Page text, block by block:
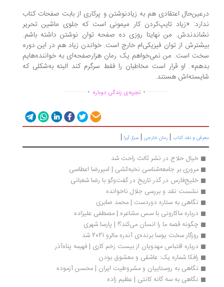
اعتقادی هم به زیادنوشتن و پرکاری از بابت صفحات کتاب
«زیاد تایپ‌کردن کار میمونی است که جلوی ماشین تحریر
من نهایتا روزی ده صفحه توان نوشتن داشته باشم.
از توان فیزیکی‌ام خارج است. خواندن زیاد هم در این دوره
است. من نمی‌خواهم یک رمان هزارصفحه‌ای به خواننده‌هایم
او قرار است مخاطبان را فقط سرگرم‌ کند البته به‌شکلی که
هستند.
................تجربه‌ی زندگی دوباره ...............
و نقد کتاب|رمان خارجی|سزار آیرا |
خیال حلاج در نشر ثالث راحت شد
مروری بر جامعه‌شناسی نخبه‌کشی | امیررضا اعطاسی
خلیج‌فارس در گذر تاریخ در گفت‌وگو با رضا شعبانی
نشست نقد و بررسی جلال ناخوانده
نگاهی به ستاره دوردست | محمد صابری
درباره ماکارونی با سس مشاعره | مصطفی علیزاده
چگونه قصه ما را انسان می‌کند؟! | پارسا شهری
روزگار سخت یوسا برنده‌ی آندره مالرو 2021 شد
درباره اقتباس مهدویان از بیست زخم کاری | فهیمه پناه‌آذر
رافکا شماره یک: عاشقی و معشوق بودن
نگاهی به روستاییان و مشروطیت ایران | محسن آزموده
نگاهی به سه گانه کانتی | عظیم زاده